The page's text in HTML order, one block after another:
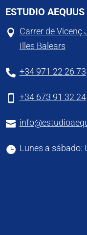
ESTUDIO
 Carrer de Vicenç
Illes Balears
 +34 971 22 26 73
 +34 673 91 32 24

 Lunes a sábado: